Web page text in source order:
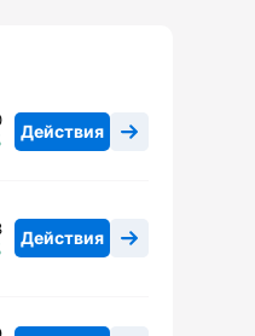
Действия
Действия